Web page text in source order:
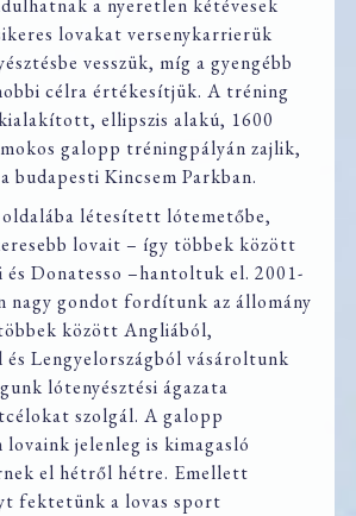
lovakat versenykarrierük
vesszük, míg a gyengébb
célra értékesítjük. A tréning
ellipszis alakú, 1600
galopp tréningpályán zajlik,
budapesti Kincsem Parkban.
létesített lótemetőbe,
lovait – így többek között
Donatesso –hantoltuk el. 2001-
nagy gondot fordítunk az állomány
között Angliából,
Lengyelországból vásároltunk
lótenyésztési ágazata
szolgál. A galopp
jelenleg is kimagasló
el hétről hétre. Emellett
fektetünk a lovas sport